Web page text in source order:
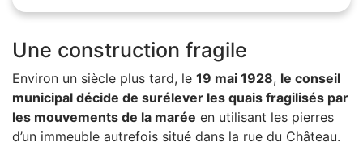
Une construction fragile
Environ un siècle plus tard, le 19 mai 1928, le conseil
municipal décide de surélever les quais fragilisés par
les mouvements de la marée en utilisant les pierres
d’un immeuble autrefois situé dans la rue du Château.